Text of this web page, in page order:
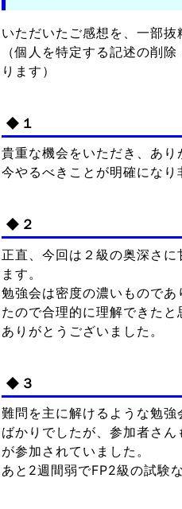
いただいたご感想を、一部抜
（個人を特定する記述の削
ります）
◆１
貴重な機会をいただき、あり
今やるべきことが明確になり
◆２
正直、今回は２級の奥深さに
ます。
勉強会は密度の濃いもので
たので合理的に理解できたと
ありがとうございました。
◆３
難問を主に解けるような勉
ばかりでしたが、参加者さ
が参加されていました。
あと2週間弱でFP2級の試験